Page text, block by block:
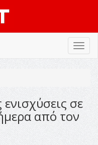
ενισχύσεις σε
από τον